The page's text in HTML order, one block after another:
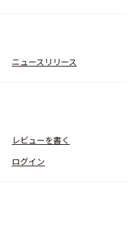
ニュースリリース
レビューを書く
ログイン